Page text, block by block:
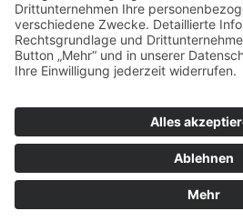
Impressum|Kontakt|
Sauerland-Tourismus e.V. Johannes-
T: +49 02974-96980 E:
Cookie-